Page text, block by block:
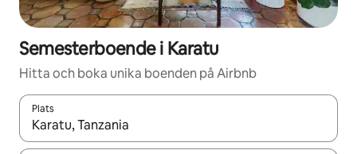
Semesterboende i Karatu
Hitta och boka unika boenden på Airbnb
Plats
När resultaten är tillgängliga kan du navigera med upp- och